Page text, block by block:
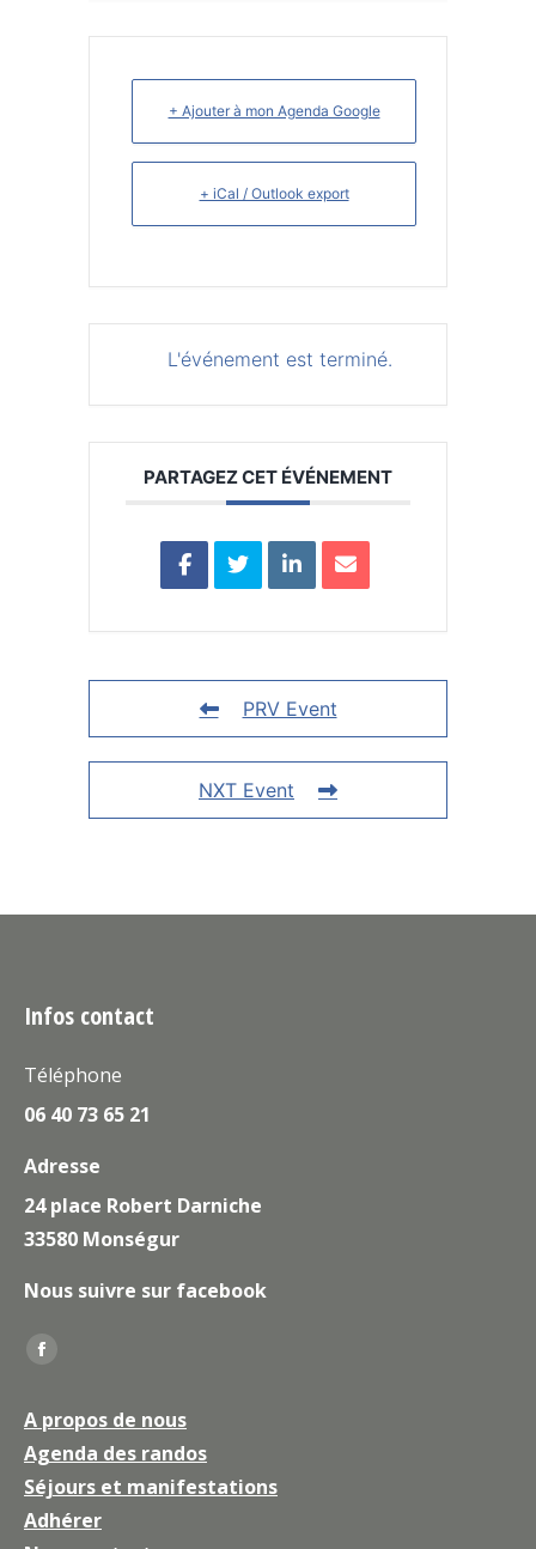
+ Ajouter à mon Agenda Google
+ iCal / Outlook export
L'événement est terminé.
PARTAGEZ CET ÉVÉNEMENT
PRV Event
NXT Event
Infos contact
Téléphone
06 40 73 65 21
Adresse
24 place Robert Darniche
33580 Monségur
Nous suivre sur facebook
Trouvez nous sur :
La
Facebook
s'ouvre
dans
une
A propos de nous
Agenda des randos
Séjours et manifestations
Adhérer